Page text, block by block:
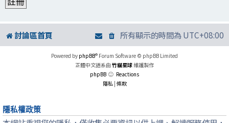
討論區首頁 所有顯示的時間為UTC+08:00
Powered by phpBB® Forum Software © phpBB Limited
正體中文語系由 竹貓星球 維護製作
phpBB
Reactions
隱私 | 條款
隱私權政策